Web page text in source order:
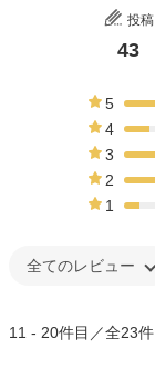
投稿
43
5
4
3
2
1
11 - 20件目／全23件